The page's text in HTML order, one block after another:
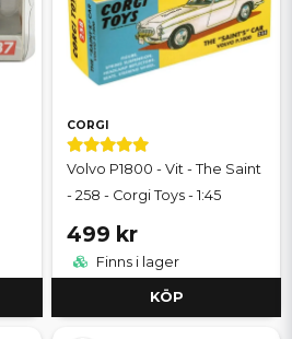
CORGI
Volvo P1800 - Vit - The Saint
- 258 - Corgi Toys - 1:45
499 kr
Finns i lager
KÖP